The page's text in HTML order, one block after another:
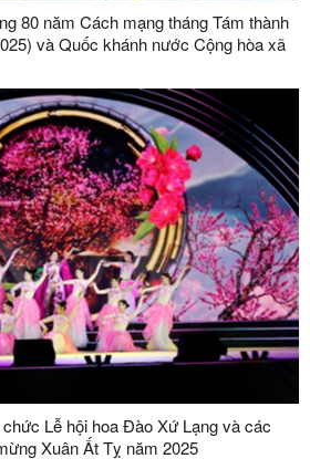
80 năm Cách mạng tháng Tám thành
và Quốc khánh nước Cộng hòa xã
Lễ hội hoa Đào Xứ Lạng và các
Xuân Ất Tỵ năm 2025